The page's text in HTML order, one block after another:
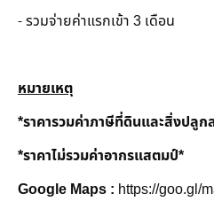
- รวมจ่ายค่าแรกเข้า 3 เดือน
หมายเหตุ
*ราคารวมค่าภาษีที่ดินและสิ่งปลูก
*ราคาไม่รวมค่าอากรแสตมป์*
Google Maps : https://goo.gl/